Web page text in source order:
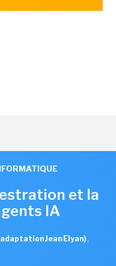
et la
IA
Jean Elyan) ,